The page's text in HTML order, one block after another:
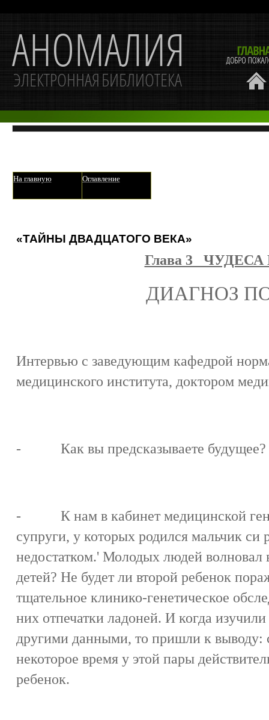
На главную Оглавление
«ТАЙНЫ ДВАДЦАТОГО ВЕКА»
Глава 3
ДИАГНОЗ
Интервью с заведующим кафедрой
медицинского института, доктором
- Как вы предсказываете будущее?
- К нам в кабинет медицинской
супруги, у которых родился мальчик
недостатком.' Молодых людей
детей? Не будет ли второй ребенок
тщательное клинико-генетическое
них отпечатки ладоней. И когда
другими данными, то пришли к выводу:
некоторое время у этой пары
ребенок.